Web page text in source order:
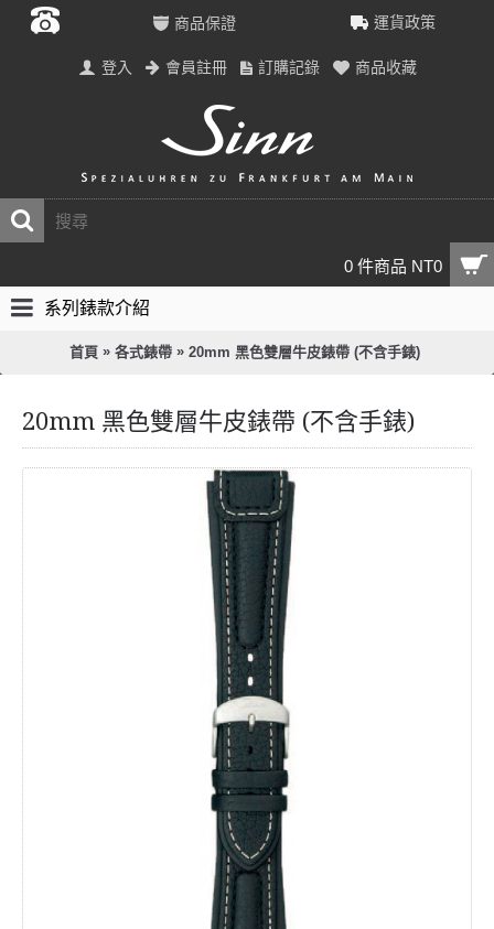
商品保證 運貨政策
登入 會員註冊 訂購記錄 商品收藏
0 件商品 NT0
系列錶款介紹
首頁 » 各式錶帶 » 20mm 黑色雙層牛皮錶帶 (不含手錶)
20mm 黑色雙層牛皮錶帶 (不含手錶)